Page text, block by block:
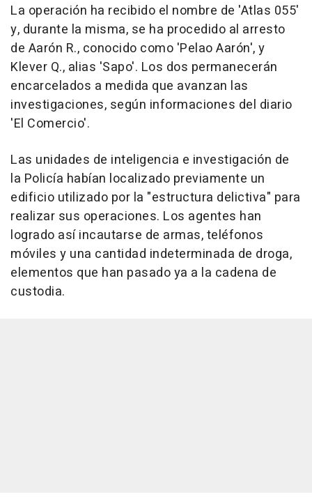
La operación ha recibido el nombre de 'Atlas 055'
y, durante la misma, se ha procedido al arresto
de Aarón R., conocido como 'Pelao Aarón', y
Klever Q., alias 'Sapo'. Los dos permanecerán
encarcelados a medida que avanzan las
investigaciones, según informaciones del diario
'El Comercio'.
Las unidades de inteligencia e investigación de
la Policía habían localizado previamente un
edificio utilizado por la "estructura delictiva" para
realizar sus operaciones. Los agentes han
logrado así incautarse de armas, teléfonos
móviles y una cantidad indeterminada de droga,
elementos que han pasado ya a la cadena de
custodia.